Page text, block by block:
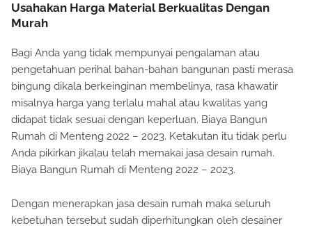
Usahakan Harga Material Berkualitas Dengan
Murah
Bagi Anda yang tidak mempunyai pengalaman atau
pengetahuan perihal bahan-bahan bangunan pasti merasa
bingung dikala berkeinginan membelinya, rasa khawatir
misalnya harga yang terlalu mahal atau kwalitas yang
didapat tidak sesuai dengan keperluan. Biaya Bangun
Rumah di Menteng 2022 – 2023. Ketakutan itu tidak perlu
Anda pikirkan jikalau telah memakai jasa desain rumah.
Biaya Bangun Rumah di Menteng 2022 – 2023.
Dengan menerapkan jasa desain rumah maka seluruh
kebetuhan tersebut sudah diperhitungkan oleh desainer